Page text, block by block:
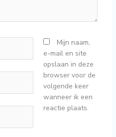
Mijn naam,
e-mail en site
opslaan in deze
browser voor de
volgende keer
wanneer ik een
reactie plaats.